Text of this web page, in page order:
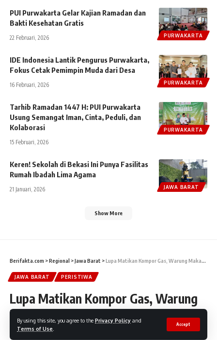
By using this site, you agree to the Privacy Policy and
Terms of Use
Accept
PURWAKARTA
PUI Purwakarta Gelar Kajian Ramadan dan
Bakti Kesehatan Gratis
22 Februari, 2026
PURWAKARTA
IDE Indonesia Lantik Pengurus Purwakarta,
Fokus Cetak Pemimpin Muda dari Desa
16 Februari, 2026
PURWAKARTA
Tarhib Ramadan 1447 H: PUI Purwakarta
Usung Semangat Iman, Cinta, Peduli, dan
Kolaborasi
15 Februari, 2026
JAWA BARAT
Keren! Sekolah di Bekasi Ini Punya Fasilitas
Rumah Ibadah Lima Agama
21 Januari, 2026
Show More
Berifakta.com >Regional >Jawa Barat >Lupa Matikan Kompor Gas, Warung Makan hingga Uang Rp80 Juta Ludes Terbakar
JAWA BARAT PERISTIWA
Lupa Matikan Kompor Gas, Warung
Makan hingga Uang Rp80 Juta Ludes
Terbakar